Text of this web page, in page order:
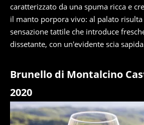
caratterizzato da una spuma ricca e
il manto porpora vivo: al palato
sensazione tattile che introduce
dissetante, con un'evidente scia
Brunello di Montalcino
2020